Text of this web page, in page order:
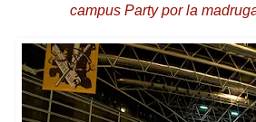
campus Party por la